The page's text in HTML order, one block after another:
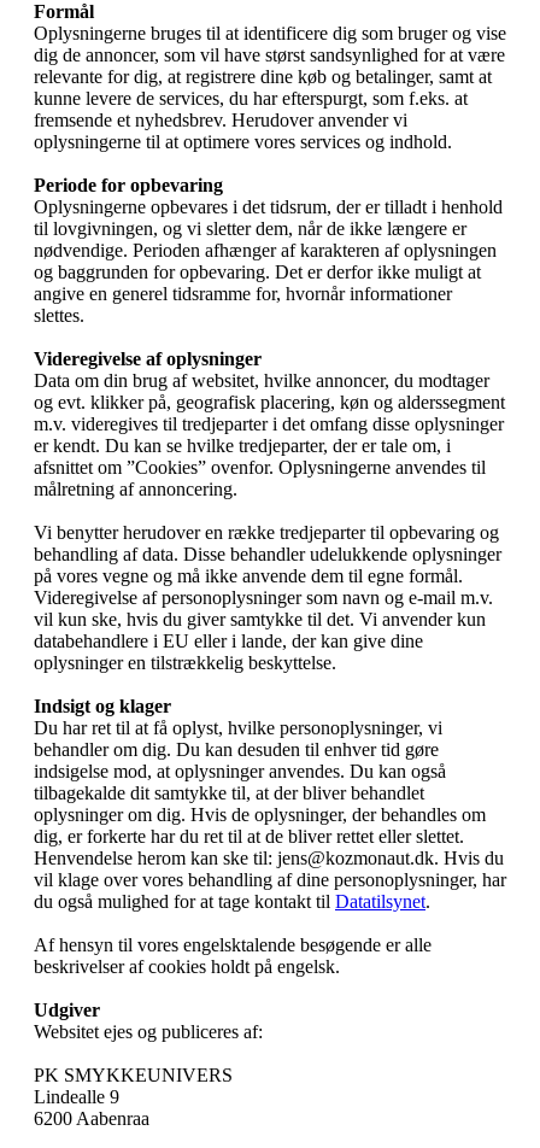
Formål
Oplysningerne bruges til at identificere dig som bruger og vise
dig de annoncer, som vil have størst sandsynlighed for at være
relevante for dig, at registrere dine køb og betalinger, samt at
kunne levere de services, du har efterspurgt, som f.eks. at
fremsende et nyhedsbrev. Herudover anvender vi
oplysningerne til at optimere vores services og indhold.
Periode for opbevaring
Oplysningerne opbevares i det tidsrum, der er tilladt i henhold
til lovgivningen, og vi sletter dem, når de ikke længere er
nødvendige. Perioden afhænger af karakteren af oplysningen
og baggrunden for opbevaring. Det er derfor ikke muligt at
angive en generel tidsramme for, hvornår informationer
slettes.
Videregivelse af oplysninger
Data om din brug af websitet, hvilke annoncer, du modtager
og evt. klikker på, geografisk placering, køn og alderssegment
m.v. videregives til tredjeparter i det omfang disse oplysninger
er kendt. Du kan se hvilke tredjeparter, der er tale om, i
afsnittet om ”Cookies” ovenfor. Oplysningerne anvendes til
målretning af annoncering.
Vi benytter herudover en række tredjeparter til opbevaring og
behandling af data. Disse behandler udelukkende oplysninger
på vores vegne og må ikke anvende dem til egne formål.
Videregivelse af personoplysninger som navn og e-mail m.v.
vil kun ske, hvis du giver samtykke til det. Vi anvender kun
databehandlere i EU eller i lande, der kan give dine
oplysninger en tilstrækkelig beskyttelse.
Indsigt og klager
Du har ret til at få oplyst, hvilke personoplysninger, vi
behandler om dig. Du kan desuden til enhver tid gøre
indsigelse mod, at oplysninger anvendes. Du kan også
tilbagekalde dit samtykke til, at der bliver behandlet
oplysninger om dig. Hvis de oplysninger, der behandles om
dig, er forkerte har du ret til at de bliver rettet eller slettet.
Henvendelse herom kan ske til: jens@kozmonaut.dk. Hvis du
vil klage over vores behandling af dine personoplysninger, har
du også mulighed for at tage kontakt til Datatilsynet.
Af hensyn til vores engelsktalende besøgende er alle
beskrivelser af cookies holdt på engelsk.
Udgiver
Websitet ejes og publiceres af:
PK SMYKKEUNIVERS
Lindealle 9
6200 Aabenraa